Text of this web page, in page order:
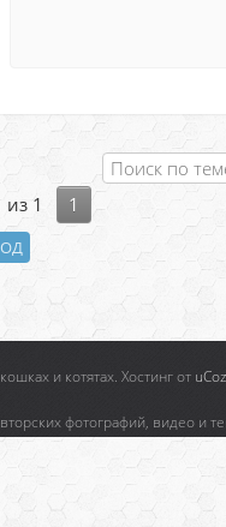
из 1 1
и котятах. Хостинг от uCoz
фотографий, видео и